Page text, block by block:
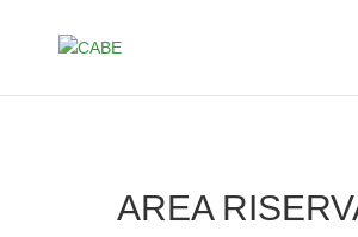
AREA